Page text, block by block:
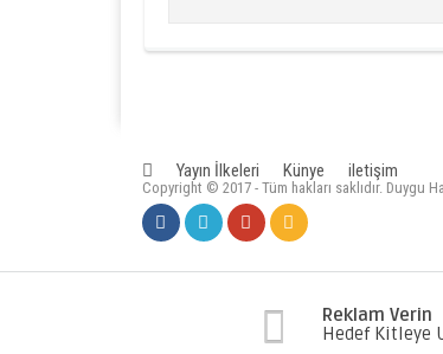
Yayın İlkeleri Künye iletişim
Copyright © 2017 - Tüm hakları saklıdır. Duygu
Reklam Verin
Hedef Kitleye